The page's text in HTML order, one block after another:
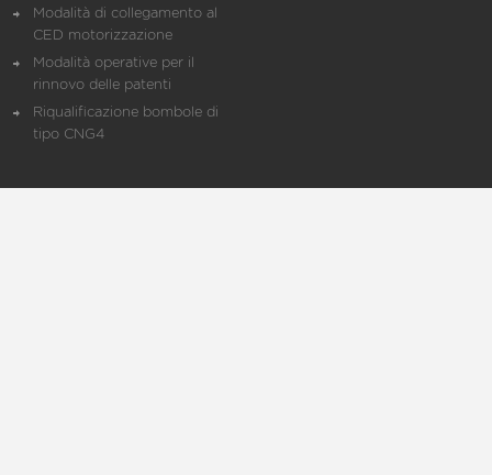
Modalità di collegamento al
CED motorizzazione
Modalità operative per il
rinnovo delle patenti
Riqualificazione bombole di
tipo CNG4